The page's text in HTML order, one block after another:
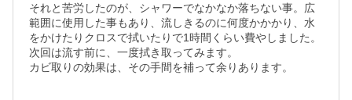
それと苦労したのが、シャワーでなかなか落ちない事。広
範囲に使用した事もあり、流しきるのに何度かかかり、水
をかけたりクロスで拭いたりで1時間くらい費やしました。
次回は流す前に、一度拭き取ってみます。